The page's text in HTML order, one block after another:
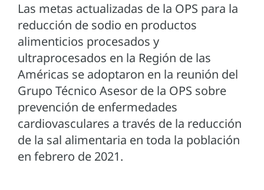
Las metas actualizadas de la OPS para la
reducción de sodio en productos
alimenticios procesados y
ultraprocesados en la Región de las
Américas se adoptaron en la reunión del
Grupo Técnico Asesor de la OPS sobre
prevención de enfermedades
cardiovasculares a través de la reducción
de la sal alimentaria en toda la población
en febrero de 2021.